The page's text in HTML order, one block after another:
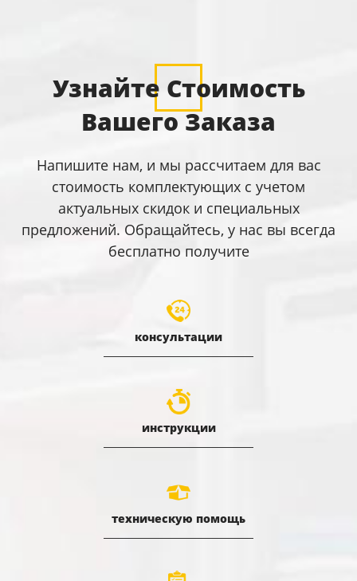
Узнайте Стоимость
Вашего Заказа
Напишите нам, и мы рассчитаем для вас
стоимость комплектующих с учетом
актуальных скидок и специальных
предложений. Обращайтесь, у нас вы всегда
бесплатно получите
консультации
инструкции
техническую помощь